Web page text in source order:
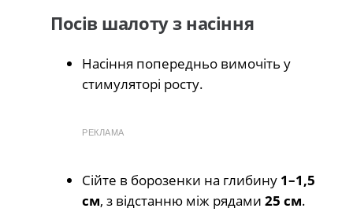
Посів шалоту з насіння
Насіння попередньо вимочіть у
стимуляторі росту.
РЕКЛАМА
Сійте в борозенки на глибину 1–1,5
см, з відстанню між рядами 25 см.